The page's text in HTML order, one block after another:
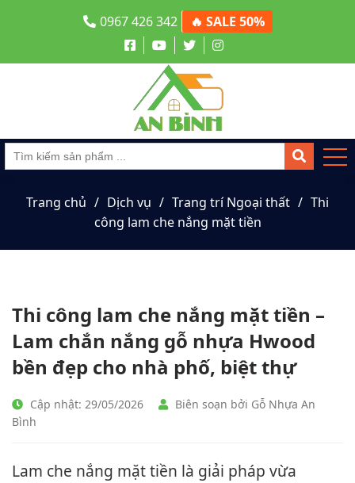
0967 426 342 🔥 SALE 50%
Trang chủ Dịch vụ Trang trí Ngoại thất
Thi
công lam che nắng mặt tiền
Thi công lam che nắng mặt tiền –
Lam chắn nắng gỗ nhựa Hwood
bền đẹp cho nhà phố, biệt thự
Cập nhật: 29/05/2026
Biên soạn bởi Gỗ Nhựa An
Bình
Lam che nắng mặt tiền là giải pháp vừa